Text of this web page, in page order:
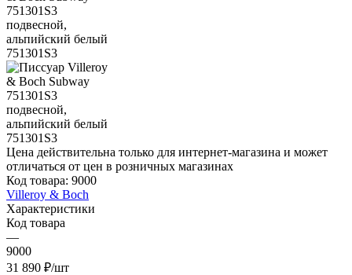
Цена действительна только для интернет-магазина и может
отличаться от цен в розничных магазинах
Код товара: 9000
Villeroy & Boch
Характеристики
Код товара
—
9000
31 890 ₽/шт